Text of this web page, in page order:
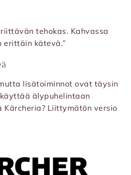
tehokas. Kahvassa
erittäin kätevä.”
lisätoiminnot ovat täysin
älypuhelintaan
Kärcheria? Liittymätön versio